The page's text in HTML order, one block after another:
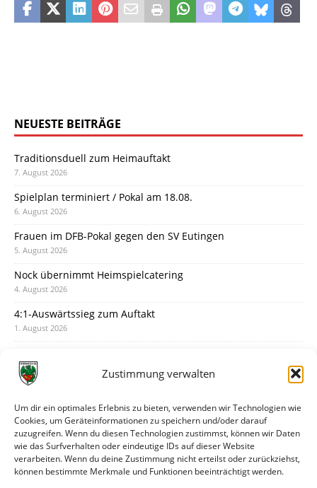
Zustimmung verwalten
Um dir ein optimales Erlebnis zu bieten, verwenden wir Technologien wie
Cookies, um Geräteinformationen zu speichern und/oder darauf
zuzugreifen. Wenn du diesen Technologien zustimmst, können wir Daten
wie das Surfverhalten oder eindeutige IDs auf dieser Website
verarbeiten. Wenn du deine Zustimmung nicht erteilst oder zurückziehst,
können bestimmte Merkmale und Funktionen beeinträchtigt werden.
NEUESTE BEITRÄGE
Traditionsduell zum Heimauftakt
7. August 2026
Spielplan terminiert / Pokal am 18.08.
6. August 2026
Frauen im DFB-Pokal gegen den SV Eutingen
5. August 2026
Nock übernimmt Heimspielcatering
4. August 2026
4:1-Auswärtssieg zum Auftakt
1. August 2026
31. Juli 2026
30. Juli 2026
Deine Spielminute: 89+1
28. Juli 2026
Neuer Rückensponsor